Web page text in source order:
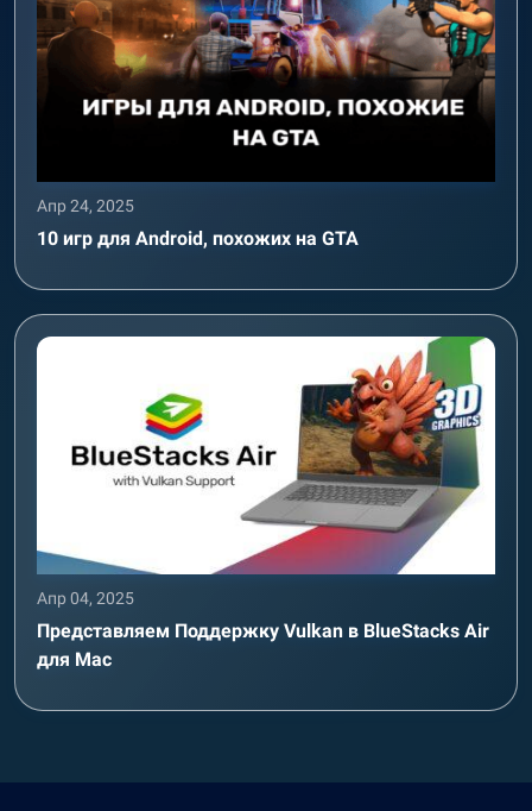
Апр 24, 2025
10 игр для Android, похожих на GTA
Апр 04, 2025
Представляем Поддержку Vulkan в BlueStacks Air
для Mac